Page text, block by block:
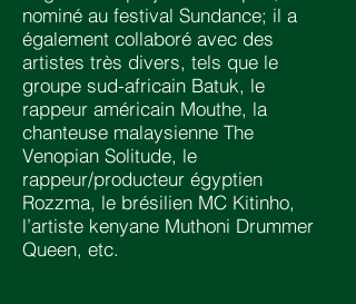
nominé au festival Sundance; il a
également collaboré avec des
artistes très divers, tels que le
groupe sud-africain Batuk, le
rappeur américain Mouthe, la
chanteuse malaysienne The
Venopian Solitude, le
rappeur/producteur égyptien
Rozzma, le brésilien MC Kitinho,
l’artiste kenyane Muthoni Drummer
Queen, etc.